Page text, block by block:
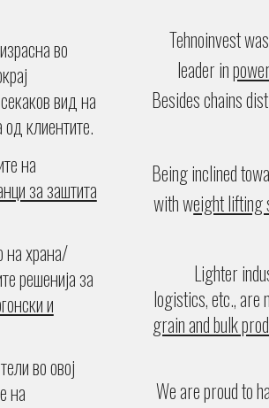
во
вид на
клиентите.
на
за заштита
на храна/
решенија за
и
во овој
на
Tehnoinvest
leader in
Besides chains
Being inclined
with weight lifting
Lighter
logistics, etc., are
grain and bulk
We are proud to